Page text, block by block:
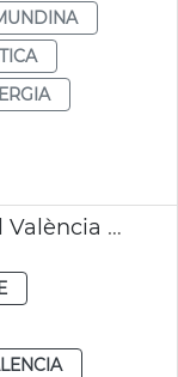
Nuevo organismo municipal València sostenible